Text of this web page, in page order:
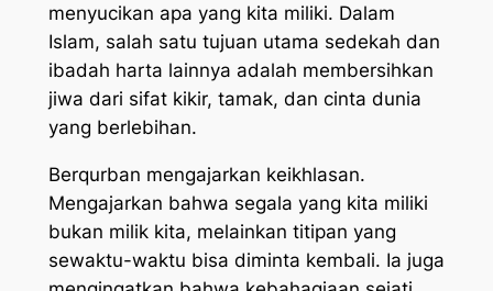
menyucikan apa yang kita miliki. Dalam
Islam, salah satu tujuan utama sedekah dan
ibadah harta lainnya adalah membersihkan
jiwa dari sifat kikir, tamak, dan cinta dunia
yang berlebihan.
Berqurban mengajarkan keikhlasan.
Mengajarkan bahwa segala yang kita miliki
bukan milik kita, melainkan titipan yang
sewaktu-waktu bisa diminta kembali. Ia juga